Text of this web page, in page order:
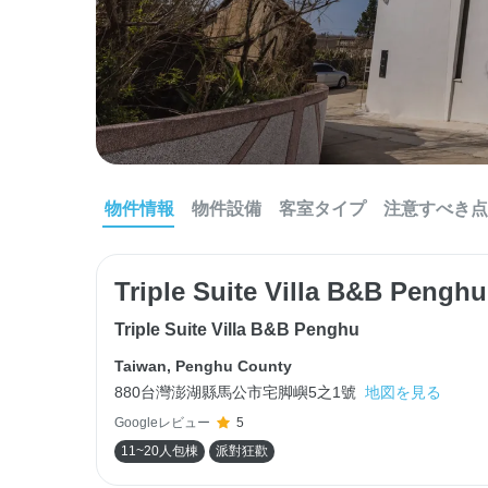
物件情報 物件設備 客室タイプ 注意すべき点
Triple Suite Villa B&B Penghu
Triple Suite Villa B&B Penghu
Taiwan, Penghu County
880台灣澎湖縣馬公市宅脚嶼5之1號 地図を見る
Googleレビュー
5
11~20人包棟
派對狂歡